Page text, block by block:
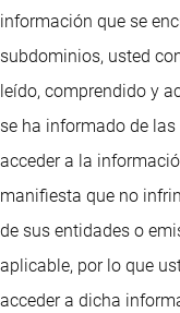
información que se
subdominios, usted
leído, comprendido y
se ha informado de
acceder a la
manifiesta que no
de sus entidades o
aplicable, por lo que
acceder a dicha